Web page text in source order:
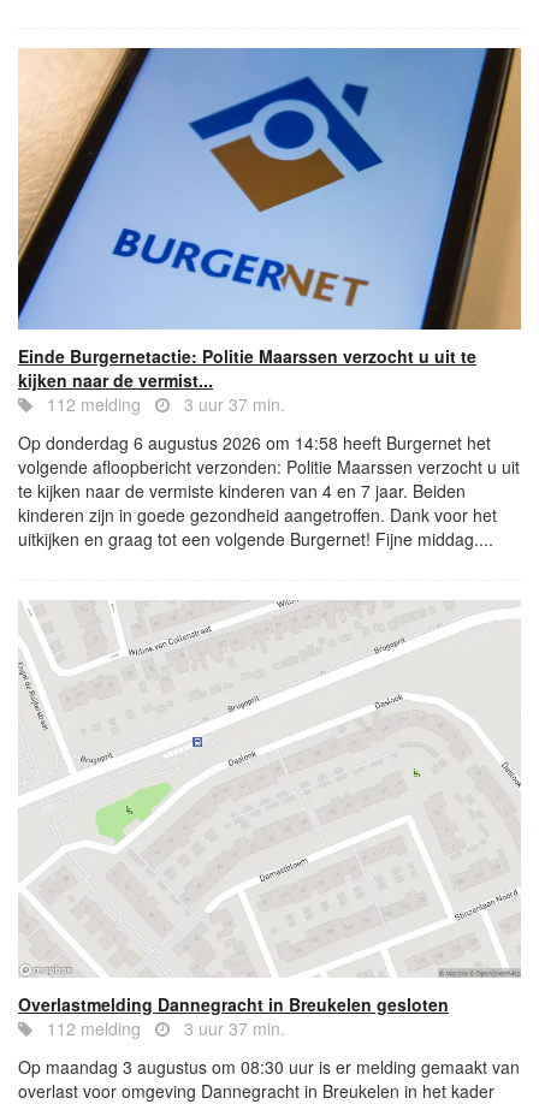
Einde Burgernetactie: Politie Maarssen verzocht u uit te
kijken naar de vermist...
112 melding
3 uur 37 min.
Op donderdag 6 augustus 2026 om 14:58 heeft Burgernet het
volgende afloopbericht verzonden: Politie Maarssen verzocht u uit
te kijken naar de vermiste kinderen van 4 en 7 jaar. Beiden
kinderen zijn in goede gezondheid aangetroffen. Dank voor het
uitkijken en graag tot een volgende Burgernet! Fijne middag....
Overlastmelding Dannegracht in Breukelen gesloten
112 melding
3 uur 37 min.
Op maandag 3 augustus om 08:30 uur is er melding gemaakt van
overlast voor omgeving Dannegracht in Breukelen in het kader